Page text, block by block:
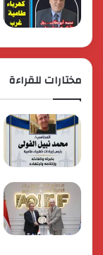
مختارات للقراءة